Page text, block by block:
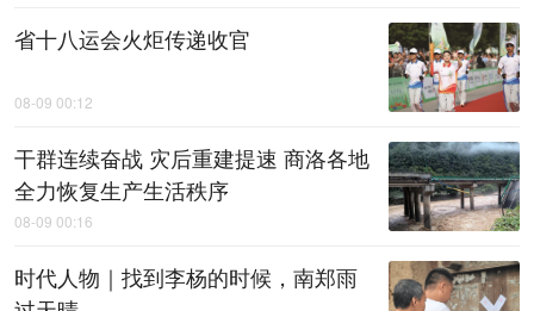
省十八运会火炬传递收官
08-09 00:12
干群连续奋战 灾后重建提速 商洛各地
全力恢复生产生活秩序
08-09 00:16
时代人物｜找到李杨的时候，南郑雨